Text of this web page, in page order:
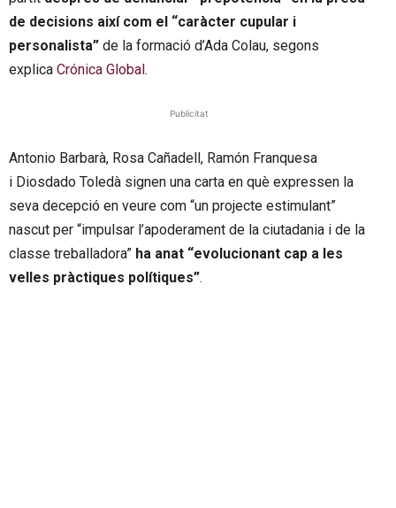
de decisions així com el “caràcter cupular i
personalista” de la formació d’Ada Colau, segons
explica Crónica Global.
Publicitat
Antonio Barbarà, Rosa Cañadell, Ramón Franquesa
i Diosdado Toledà signen una carta en què expressen la
seva decepció en veure com “un projecte estimulant”
nascut per “impulsar l’apoderament de la ciutadania i de la
classe treballadora” ha anat “evolucionant cap a les
velles pràctiques polítiques”.